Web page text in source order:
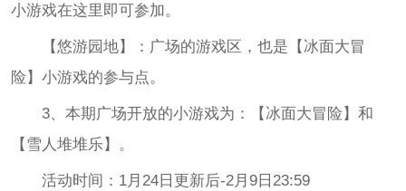
小游戏在这里即可参加。
【悠游园地】：广场的游戏区，也是【冰面大冒
险】小游戏的参与点。
3、本期广场开放的小游戏为：【冰面大冒险】和
【雪人堆堆乐】。
活动时间：1月24日更新后-2月9日23:59